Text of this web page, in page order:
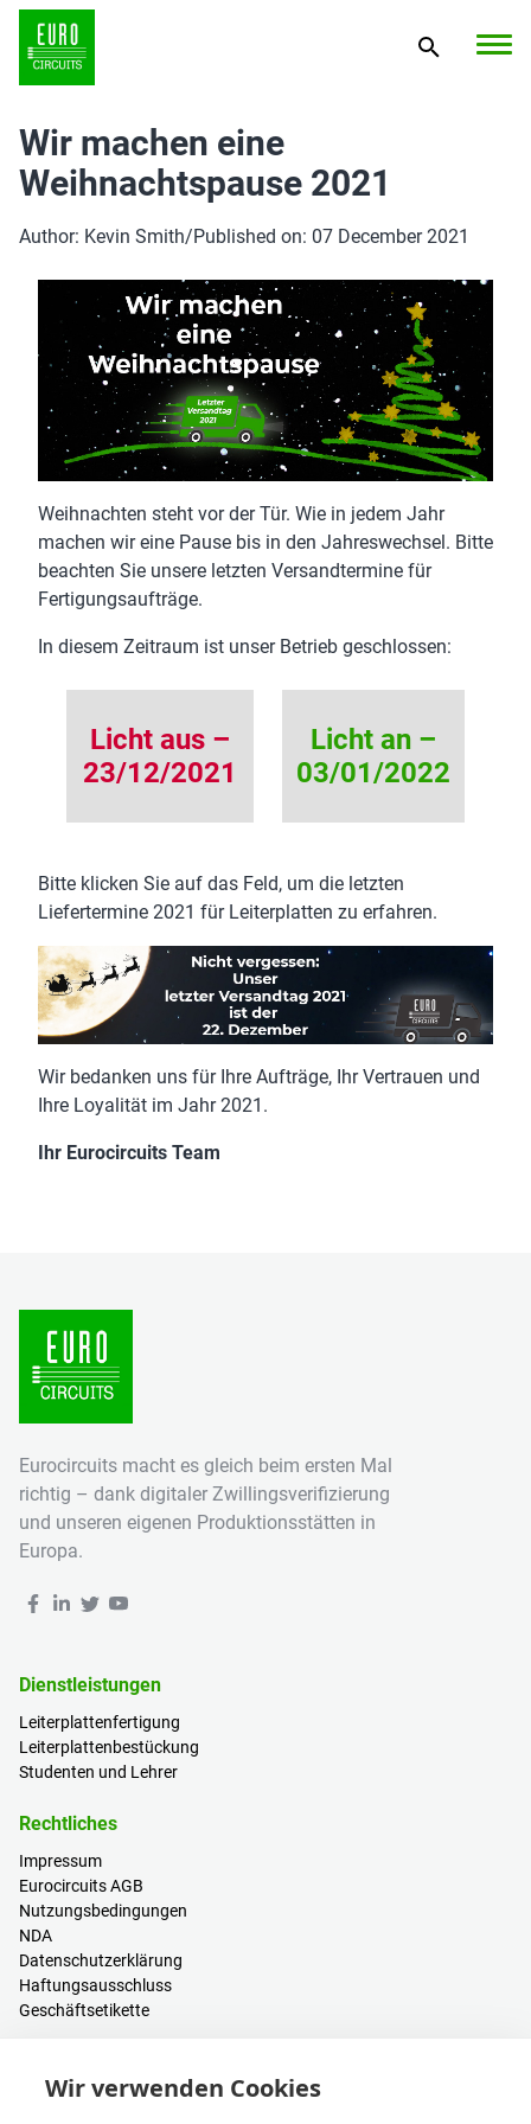
Wir machen eine
Weihnachtspause 2021
Author: Kevin Smith/Published on: 07 December 2021
Weihnachten steht vor der Tür. Wie in jedem Jahr
machen wir eine Pause bis in den Jahreswechsel. Bitte
beachten Sie unsere letzten Versandtermine für
Fertigungsaufträge.
In diesem Zeitraum ist unser Betrieb geschlossen:
Licht aus –
23/12/2021
Licht an –
03/01/2022
Bitte klicken Sie auf das Feld, um die letzten
Liefertermine 2021 für Leiterplatten zu erfahren.
Wir bedanken uns für Ihre Aufträge, Ihr Vertrauen und
Ihre Loyalität im Jahr 2021.
Ihr Eurocircuits Team
Eurocircuits macht es gleich beim ersten Mal
richtig – dank digitaler Zwillingsverifizierung
und unseren eigenen Produktionsstätten in
Europa.
Dienstleistungen
Leiterplattenfertigung
Leiterplattenbestückung
Studenten und Lehrer
Rechtliches
Impressum
Eurocircuits AGB
Nutzungsbedingungen
NDA
Datenschutzerklärung
Haftungsausschluss
Geschäftsetikette
PCB Kalkulator
Wir verwenden Cookies